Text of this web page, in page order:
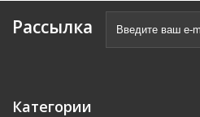
Рассылка
Категории